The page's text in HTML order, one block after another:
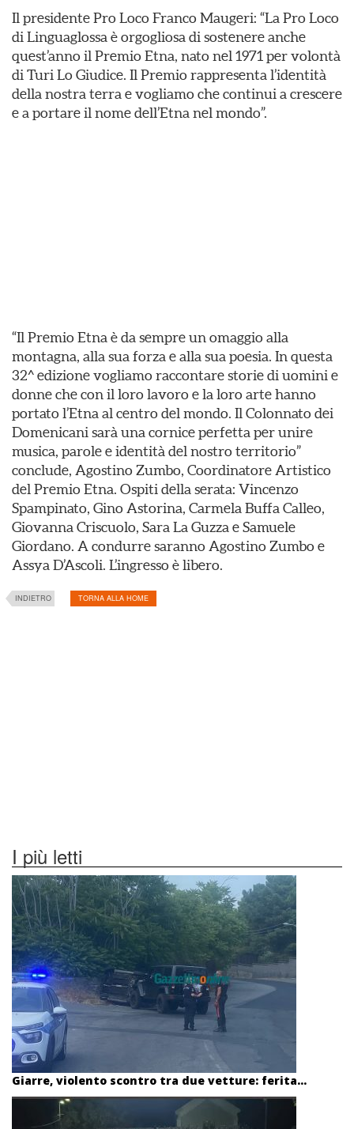
Il presidente Pro Loco Franco Maugeri: “La Pro Loco
di Linguaglossa è orgogliosa di sostenere anche
quest’anno il Premio Etna, nato nel 1971 per volontà
di Turi Lo Giudice. Il Premio rappresenta l’identità
della nostra terra e vogliamo che continui a crescere
e a portare il nome dell’Etna nel mondo”.
“Il Premio Etna è da sempre un omaggio alla
montagna, alla sua forza e alla sua poesia. In questa
32^ edizione vogliamo raccontare storie di uomini e
donne che con il loro lavoro e la loro arte hanno
portato l’Etna al centro del mondo. Il Colonnato dei
Domenicani sarà una cornice perfetta per unire
musica, parole e identità del nostro territorio”
conclude, Agostino Zumbo, Coordinatore Artistico
del Premio Etna. Ospiti della serata: Vincenzo
Spampinato, Gino Astorina, Carmela Buffa Calleo,
Giovanna Criscuolo, Sara La Guzza e Samuele
Giordano. A condurre saranno Agostino Zumbo e
Assya D’Ascoli. L’ingresso è libero.
INDIETRO TORNA ALLA HOME
I più letti
Giarre, violento scontro tra due vetture: ferita...